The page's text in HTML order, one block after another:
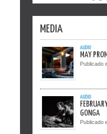
1 2 3
MEDIA
AUDIO
MAY
Publicado
AUDIO
GONGA
Publicado